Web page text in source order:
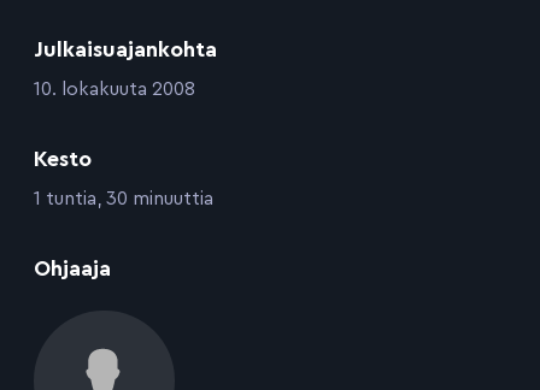
Julkaisuajankohta
:10. lokakuuta 2008
Kesto
:1 tuntia, 30 minuuttia
Ohjaaja